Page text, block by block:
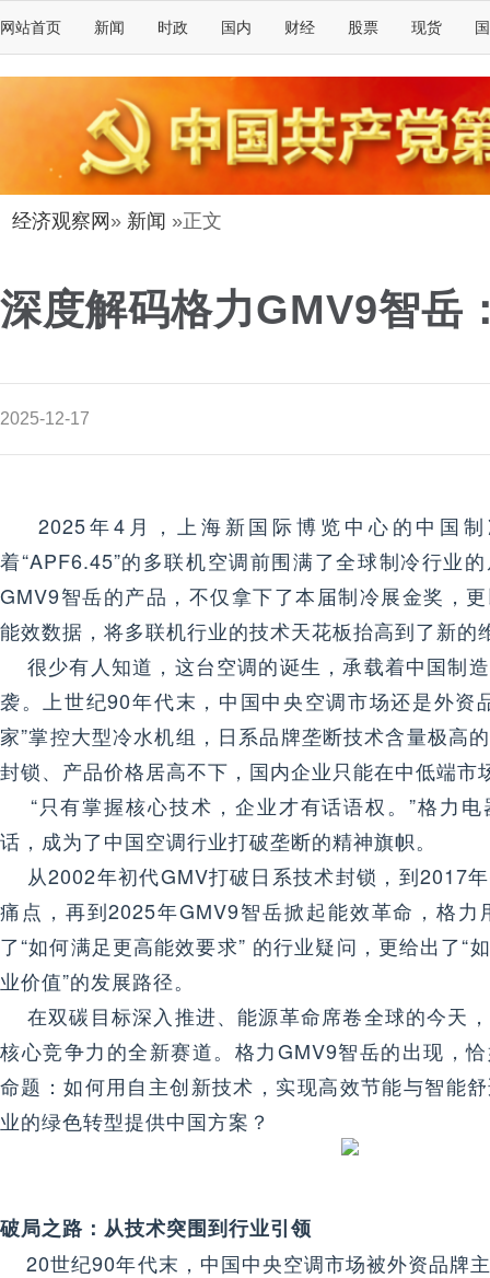
网站首页 新闻 时政 国内 财经 股票 现货
经济观察网 » 新闻 »正文
深度解码格力GMV9智岳
2025-12-17
2025年4月，上海新国际博览中心的中国制
着“APF6.45”的多联机空调前围满了全球制冷行业
GMV9智岳的产品，不仅拿下了本届制冷展金奖，
能效数据，将多联机行业的技术天花板抬高到了新的
很少有人知道，这台空调的诞生，承载着中国制
袭。上世纪90年代末，中国中央空调市场还是外资
家”掌控大型冷水机组，日系品牌垄断技术含量极高
封锁、产品价格居高不下，国内企业只能在中低端市
“只有掌握核心技术，企业才有话语权。”格力电
话，成为了中国空调行业打破垄断的精神旗帜。
从2002年初代GMV打破日系技术封锁，到2017
痛点，再到2025年GMV9智岳掀起能效革命，格
了“如何满足更高能效要求” 的行业疑问，更给出了“
业价值”的发展路径。
在双碳目标深入推进、能源革命席卷全球的今天
核心竞争力的全新赛道。格力GMV9智岳的出现，
命题：如何用自主创新技术，实现高效节能与智能
业的绿色转型提供中国方案？
破局之路：从技术突围到行业引领
20世纪90年代末，中国中央空调市场被外资品牌